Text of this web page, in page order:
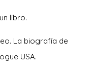
libro.
La biografía de
USA.